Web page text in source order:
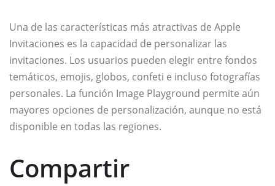
Una de las características más atractivas de Apple
Invitaciones es la capacidad de personalizar las
invitaciones. Los usuarios pueden elegir entre fondos
temáticos, emojis, globos, confeti e incluso fotografías
personales. La función Image Playground permite aún
mayores opciones de personalización, aunque no está
disponible en todas las regiones.
Compartir